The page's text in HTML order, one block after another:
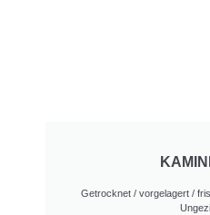
Getrocknet / vorgelagert /